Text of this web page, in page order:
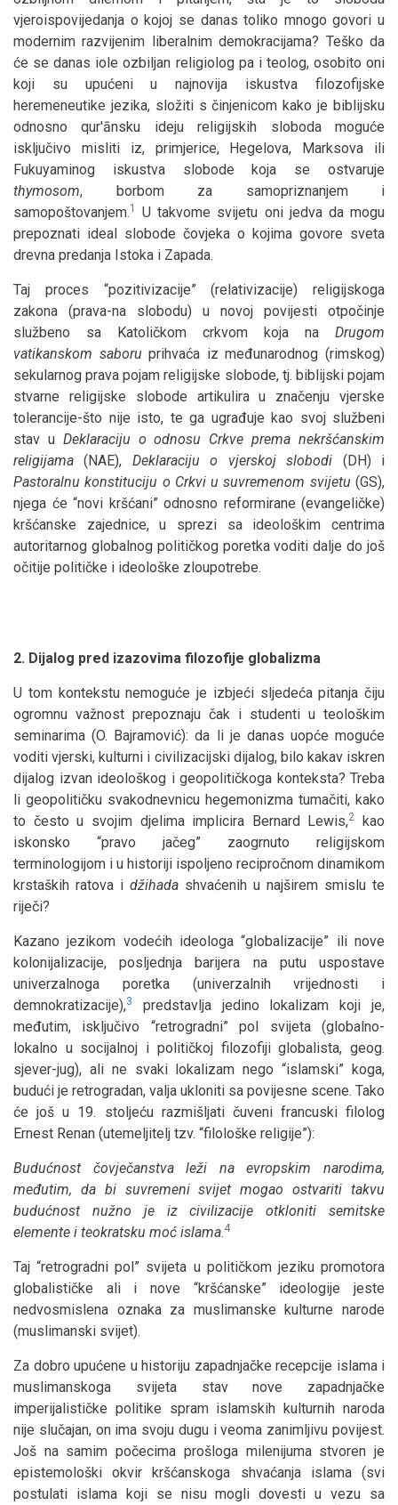
vjeroispovijedanja o kojoj se danas toliko mnogo govori u
modernim razvijenim liberalnim demokracijama? Teško da
će se danas iole ozbiljan religiolog pa i teolog, osobito oni
koji su upućeni u najnovija iskustva filozofijske
heremeneutike jezika, složiti s činjenicom kako je biblijsku
odnosno qur'ānsku ideju religijskih sloboda moguće
isključivo misliti iz, primjerice, Hegelova, Marksova ili
Fukuyaminog iskustva slobode koja se ostvaruje
thymosom, borbom za samopriznanjem i
samopoštovanjem.1
U takvome svijetu oni jedva da mogu
prepoznati ideal slobode čovjeka o kojima govore sveta
drevna predanja Istoka i Zapada.
Taj proces “pozitivizacije” (relativizacije) religijskoga
zakona (prava-na slobodu) u novoj povijesti otpočinje
službeno sa Katoličkom crkvom koja na Drugom
vatikanskom saboru prihvaća iz međunarodnog (rimskog)
sekularnog prava pojam religijske slobode, tj. biblijski pojam
stvarne religijske slobode artikulira u značenju vjerske
tolerancije-što nije isto, te ga ugrađuje kao svoj službeni
stav u Deklaraciju o odnosu Crkve prema nekršćanskim
religijama(NAE), Deklaraciju o vjerskoj slobodi (DH) i
Pastoralnu konstituciju o Crkvi u suvremenom svijetu (GS),
njega će “novi kršćani” odnosno reformirane (evangeličke)
kršćanske zajednice, u sprezi sa ideološkim centrima
autoritarnog globalnog političkog poretka voditi dalje do još
očitije političke i ideološke zloupotrebe.
2. Dijalog pred izazovima filozofije globalizma
U tom kontekstu nemoguće je izbjeći sljedeća pitanja čiju
ogromnu važnost prepoznaju čak i studenti u teološkim
seminarima (O. Bajramović): da li je danas uopće moguće
voditi vjerski, kulturni i civilizacijski dijalog, bilo kakav iskren
dijalog izvan ideološkog i geopolitičkoga konteksta? Treba
li geopolitičku svakodnevnicu hegemonizma tumačiti, kako
to često u svojim djelima implicira Bernard Lewis,2
kao
iskonsko “pravo jačeg” zaogrnuto religijskom
terminologijom i u historiji ispoljeno recipročnom dinamikom
krstaških ratova i džihada shvaćenih u najširem smislu te
riječi?
Kazano jezikom vodećih ideologa “globalizacije” ili nove
kolonijalizacije, posljednja barijera na putu uspostave
univerzalnoga poretka (univerzalnih vrijednosti i
demnokratizacije),3
predstavlja jedino lokalizam koji je,
međutim, isključivo “retrogradni” pol svijeta (globalno-
lokalno u socijalnoj i političkoj filozofiji globalista, geog.
sjever-jug), ali ne svaki lokalizam nego “islamski” koga,
budući je retrogradan, valja ukloniti sa povijesne scene. Tako
će još u 19. stoljeću razmišljati čuveni francuski filolog
Ernest Renan (utemeljitelj tzv. “filološke religije”):
Budućnost čovječanstva leži na evropskim narodima,
međutim, da bi suvremeni svijet mogao ostvariti takvu
budućnost nužno je iz civilizacije otkloniti semitske
elemente i teokratsku moć islama.4
Taj “retrogradni pol” svijeta u političkom jeziku promotora
globalističke ali i nove “kršćanske” ideologije jeste
nedvosmislena oznaka za muslimanske kulturne narode
(muslimanski svijet).
Za dobro upućene u historiju zapadnjačke recepcije islama i
muslimanskoga svijeta stav nove zapadnjačke
imperijalističke politike spram islamskih kulturnih naroda
nije slučajan, on ima svoju dugu i veoma zanimljivu povijest.
Još na samim počecima prošloga milenijuma stvoren je
epistemološki okvir kršćanskoga shvaćanja islama (svi
postulati islama koji se nisu mogli dovesti u vezu sa